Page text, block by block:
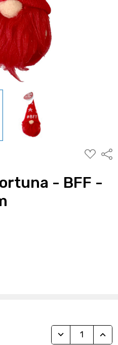
ALLA
- BFF -
RIDUCI